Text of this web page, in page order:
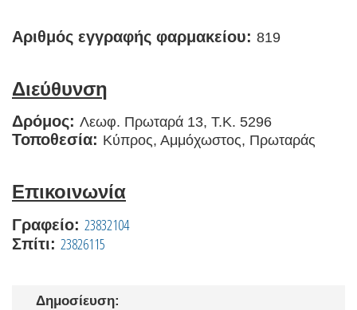
Αριθμός εγγραφής φαρμακείου: 819
Διεύθυνση
Δρόμος: Λεωφ. Πρωταρά 13, T.K. 5296
Τοποθεσία: Κύπρος, Αμμόχωστος, Πρωταράς
Επικοινωνία
Γραφείο: 23832104
Σπίτι: 23826115
Δημοσίευση: